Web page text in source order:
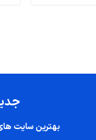
بهترین سایت‌ های